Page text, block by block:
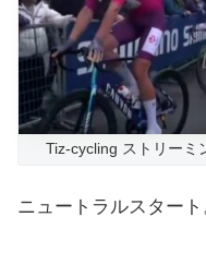
Tiz-cycling ストリー
ニュートラルスタート